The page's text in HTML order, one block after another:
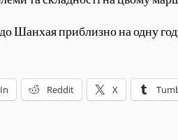
Шанхая приблизно на одну
Reddit X